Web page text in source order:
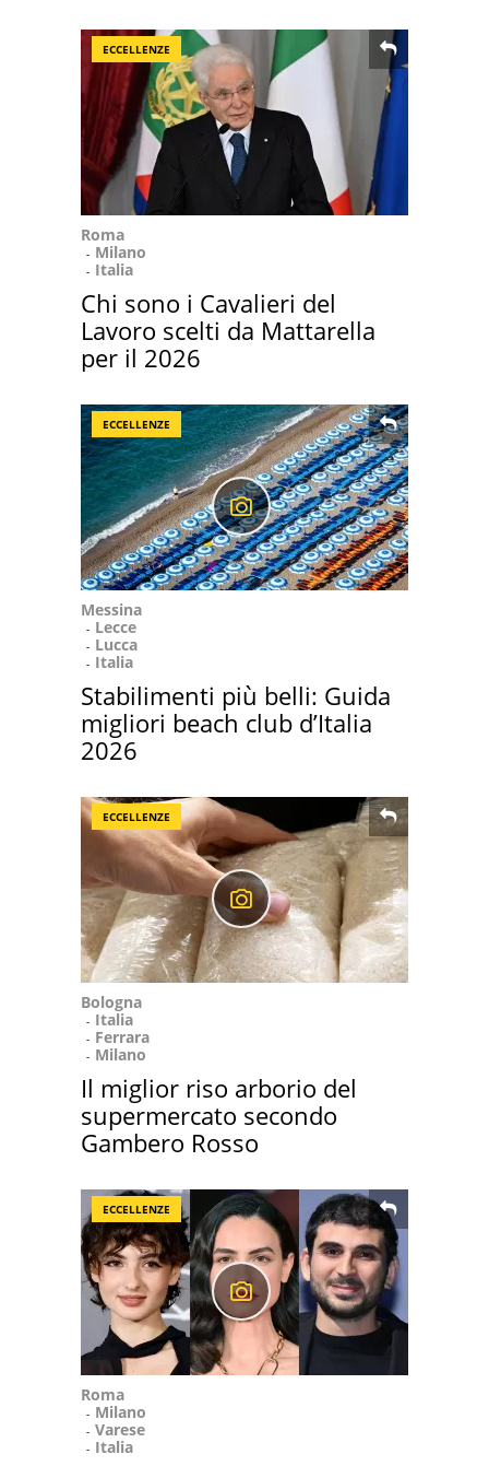
ECCELLENZE
Roma
Milano
Italia
Chi sono i Cavalieri del
Lavoro scelti da Mattarella
per il 2026
ECCELLENZE
Messina
Lecce
Lucca
Italia
Stabilimenti più belli: Guida
migliori beach club d’Italia
2026
ECCELLENZE
Bologna
Italia
Ferrara
Milano
Il miglior riso arborio del
supermercato secondo
Gambero Rosso
ECCELLENZE
Roma
Milano
Varese
Italia